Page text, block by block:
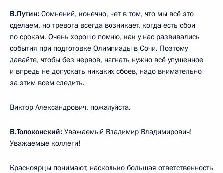
В.Путин: Сомнений, конечно, нет в том, что мы всё это
сделаем, но тревога всегда возникает, когда есть сбои
по срокам. Очень хорошо помню, как у нас развивались
события при подготовке Олимпиады в Сочи. Поэтому
давайте, чтобы без нервов, нагнать нужно всё упущенное
и впредь не допускать никаких сбоев, надо внимательно
за этим всем следить.
Виктор Александрович, пожалуйста.
В.Толоконский: Уважаемый Владимир Владимирович!
Уважаемые коллеги!
Красноярцы понимают, насколько большая ответственность